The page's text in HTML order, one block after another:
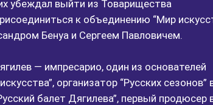
убеждал выйти из Товарищества
к объединению “Мир
Бенуа и Сергеем Павловичем.
— импресарио, один из основателей
организатор “Русских сезонов”
балет Дягилева”, первый продюсер